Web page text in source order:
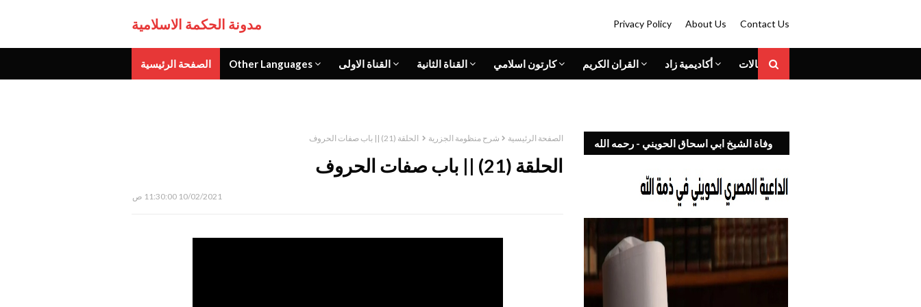
مدونة الحكمة الاسلامية Privacy Policy About Us Contact Us
الصفحة الرئيسية Other Languages القناة الاولى القناة الثانية كارتون اسلامي القران الكريم أكاديمية زاد المقالات
الصفحة الرئيسية شرح منظومة الجزرية الحلقة (21) || باب صفات الحروف
الحلقة (21) || باب صفات الحروف
10/02/2021 11:30:00 ص
وفاة الشيخ ابي اسحاق الحويني - رحمه الله